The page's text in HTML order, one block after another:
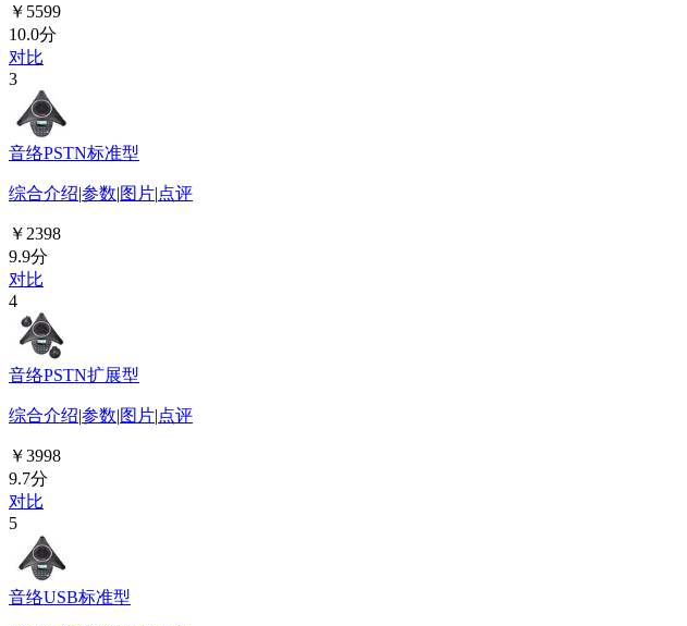
￥5599
10.0分
对比
3
音络PSTN标准型
综合介绍|参数|图片|点评
￥2398
9.9分
对比
4
音络PSTN扩展型
综合介绍|参数|图片|点评
￥3998
9.7分
对比
5
音络USB标准型